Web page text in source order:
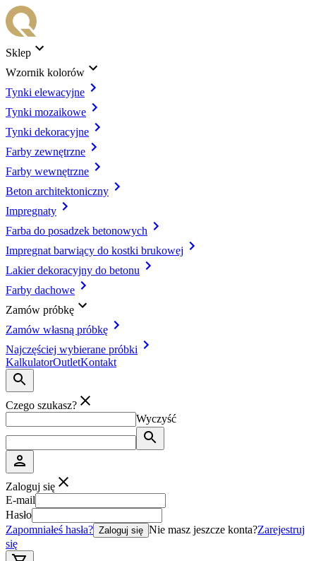
Sklep
Wzornik kolorów
Tynki elewacyjne
Tynki mozaikowe
Tynki dekoracyjne
Farby zewnętrzne
Farby wewnętrzne
Beton architektoniczny
Impregnaty
Farba do posadzek betonowych
Impregnat barwiący do kostki brukowej
Lakier dekoracyjny do betonu
Farby dachowe
Zamów próbkę
Zamów własną próbkę
Najczęściej wybierane próbki
KalkulatorOutletKontakt
Czego szukasz?
Wyczyść
Zaloguj się
E-mail
Hasło
Zapomniałeś hasła? Zaloguj się Nie masz jeszcze konta?Zarejestruj
się